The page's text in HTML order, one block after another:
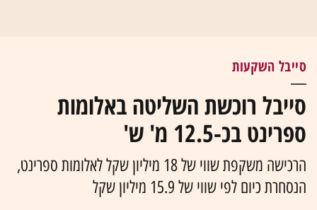
סייבל השקעות
סייבל רוכשת השליטה באלומות
ספרינט בכ-12.5 מ' ש'
הרכישה משקפת שווי של 18 מיליון שקל לאלומות ספרינט,
הנסחרת כיום לפי שווי של 15.9 מיליון שקל